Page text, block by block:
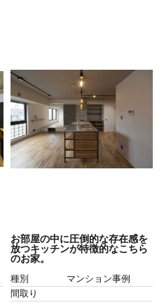
お部屋の中に圧倒的な存在感を
放つキッチンが特徴的なこちら
のお家。
種別
マンション事例
間取り